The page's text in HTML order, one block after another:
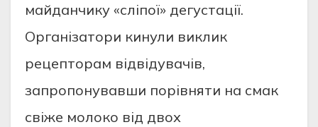
майданчику «сліпої» дегустації.
Організатори кинули виклик
рецепторам відвідувачів,
запропонувавши порівняти на смак
свіже молоко від двох